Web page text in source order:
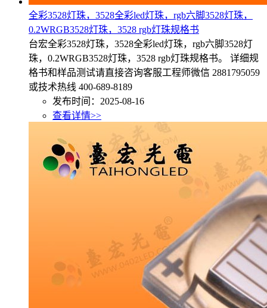
全彩3528灯珠，3528全彩led灯珠，rgb六脚3528灯珠，
0.2WRGB3528灯珠，3528 rgb灯珠规格书
台宏全彩3528灯珠，3528全彩led灯珠，rgb六脚3528灯
珠，0.2WRGB3528灯珠，3528 rgb灯珠规格书。 详细规
格书和样品测试请直接咨询客服工程师微信 2881795059
或技术热线 400-689-8189
发布时间：2025-08-16
查看详情>>